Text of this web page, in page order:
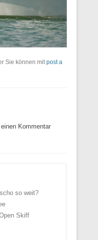
Sie können mitpost a
Kommentar
so weit?
Skiff